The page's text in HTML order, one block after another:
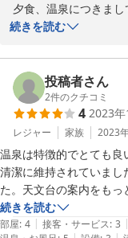
夕食、温泉につきま
大変うれしく思います
よう維持管理を撤底し
またのご利用お待ちし
2024-03-06
続きを読む
投稿者さん
2件のクチコミ
4 2023年
レジャー 家族 2023
温泉は特徴的でとても良
清潔に維持されていまし
た。天文台の案内をもっ
続きを読む
部屋: 4 | 接客・サービス: 3 |